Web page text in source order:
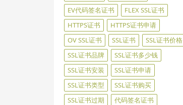
EV代码签名证书
FLEX SSL证书
HTTPS证书
HTTPS证书申请
OV SSL证书
SSL证书
SSL证书价格
SSL证书品牌
SSL证书多少钱
SSL证书安装
SSL证书申请
SSL证书类型
SSL证书购买
SSL证书过期
代码签名证书